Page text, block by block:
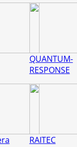
QUANTUM-
RESPONSE
RAITEC